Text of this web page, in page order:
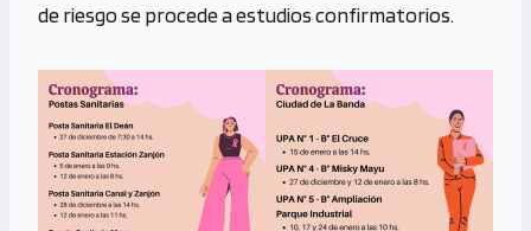
de riesgo se procede a estudios confirmatorios.